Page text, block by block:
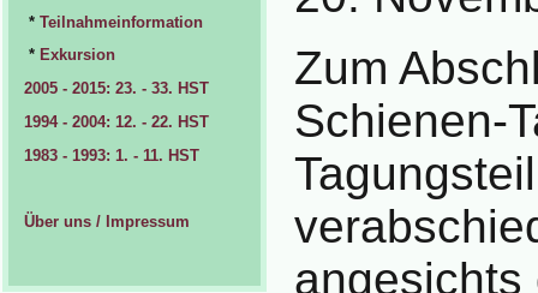
Zum
Schienen-
angesichts
* Teilnahmeinformation
* Exkursion
2005 - 2015: 23. - 33. HST
1994 - 2004: 12. - 22. HST
1983 - 1993: 1. - 11. HST
Über uns / Impressum